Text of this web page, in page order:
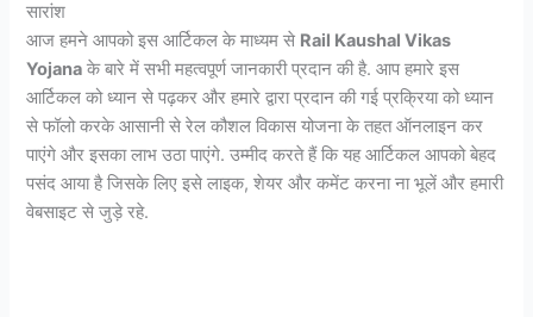
सारांश
आज हमने आपको इस आर्टिकल के माध्यम से Rail Kaushal Vikas
Yojana के बारे में सभी महत्वपूर्ण जानकारी प्रदान की है. आप हमारे इस
आर्टिकल को ध्यान से पढ़कर और हमारे द्वारा प्रदान की गई प्रक्रिया को ध्यान
से फॉलो करके आसानी से रेल कौशल विकास योजना के तहत ऑनलाइन कर
पाएंगे और इसका लाभ उठा पाएंगे. उम्मीद करते हैं कि यह आर्टिकल आपको बेहद
पसंद आया है जिसके लिए इसे लाइक, शेयर और कमेंट करना ना भूलें और हमारी
वेबसाइट से जुड़े रहे.